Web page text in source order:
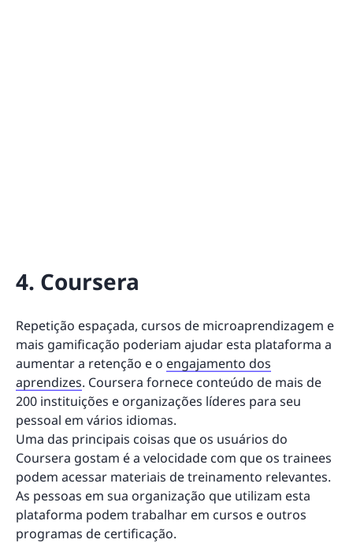
4. Coursera
Repetição espaçada, cursos de microaprendizagem e
mais gamificação poderiam ajudar esta plataforma a
aumentar a retenção e o engajamento dos
aprendizes. Coursera fornece conteúdo de mais de
200 instituições e organizações líderes para seu
pessoal em vários idiomas.
Uma das principais coisas que os usuários do
Coursera gostam é a velocidade com que os trainees
podem acessar materiais de treinamento relevantes.
As pessoas em sua organização que utilizam esta
plataforma podem trabalhar em cursos e outros
programas de certificação.